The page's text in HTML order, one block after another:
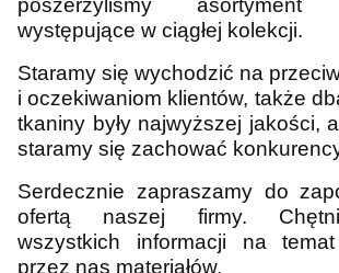
poszerzyliśmy
występujące w ciągłej kolekcji.
Staramy się wychodzić na
i oczekiwaniom klientów, także
tkaniny były najwyższej jakości,
staramy się zachować
Serdecznie zapraszamy do
ofertą naszej firmy.
wszystkich informacji na
przez nas materiałów.